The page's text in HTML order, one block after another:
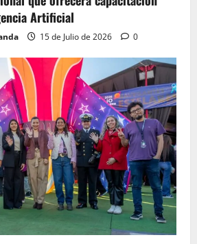
Artificial
15 de Julio de 2026 0